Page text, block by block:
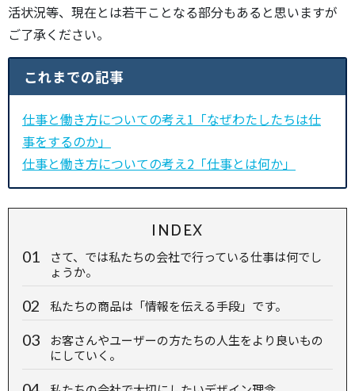
活状況等、現在とは若干ことなる部分もあると思いますが
ご了承ください。
これまでの記事
仕事と働き方についての考え1「なぜわたしたちは仕
事をするのか」
仕事と働き方についての考え2「仕事とは何か」
INDEX
さて、では私たちの会社で行っている仕事は何でし
ょうか。
私たちの商品は「情報を伝える手段」です。
お客さんやユーザーの方たちの人生をより良いもの
にしていく。